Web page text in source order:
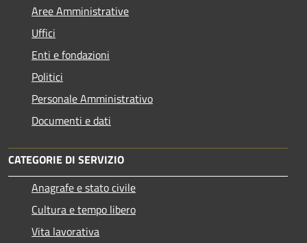
Aree Amministrative
Uffici
Enti e fondazioni
Politici
Personale Amministrativo
Documenti e dati
CATEGORIE DI SERVIZIO
Anagrafe e stato civile
Cultura e tempo libero
Vita lavorativa